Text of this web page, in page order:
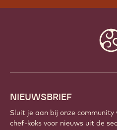
NIEUWSBRIEF
Sluit je aan bij onze
chef-koks voor nieuws uit de